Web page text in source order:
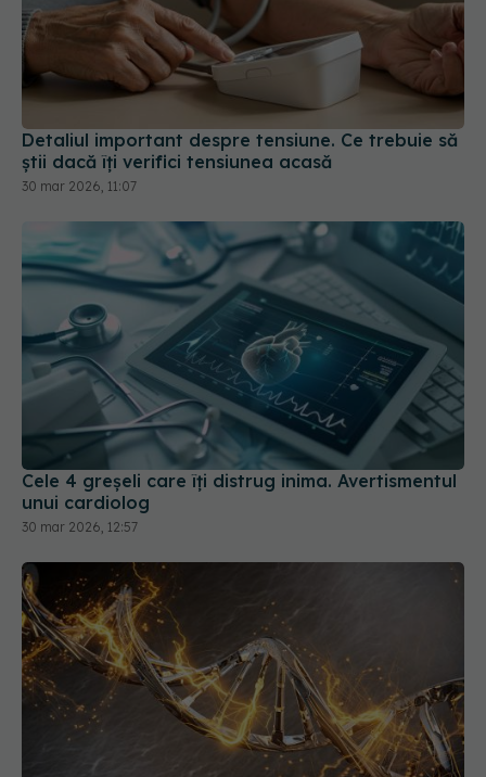
Detaliul important despre tensiune. Ce trebuie să
știi dacă îți verifici tensiunea acasă
30 mar 2026, 11:07
Cele 4 greșeli care îți distrug inima. Avertismentul
unui cardiolog
30 mar 2026, 12:57
Combustibilul care alimentează 12 tipuri de
cancer. Medicii explică legătura dintre cancer și
obezitate